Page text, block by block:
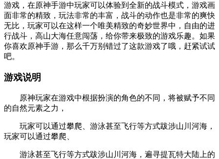
游戏，在原神手游中玩家可以体验到全新的战斗模式，游戏画
面非常的精致，玩法非常的丰富，战斗的动作也是非常的爽快
无比，玩家可以在这样一个唯美精致的奇妙世界中，自由的进
行战斗，高山大海任意闯荡，给你带来极致的游戏乐趣。如果
你喜欢原神手游，那么千万别错过了这款游戏了哦，赶紧试试
吧。
游戏说明
原神玩家在游戏中根据扮演的角色的不同，将被赋予不同
的自然元素之力，
玩家可以通过攀爬、游泳甚至飞行等方式跋涉山川河海，
玩家可以通过攀爬、
游泳甚至飞行等方式跋涉山川河海，遍寻提瓦特大陆上的